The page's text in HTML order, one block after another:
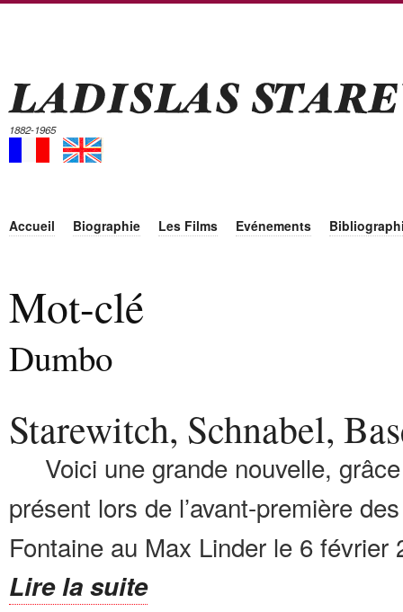
1882-1965
Accueil Biographie Les Films Evénements
Mot-clé
Dumbo
Starewitch, Schnabel,
Voici une grande nouvelle,
présent lors de l’avant-première
Fontaine au Max Linder le 6 février
Lire la suite